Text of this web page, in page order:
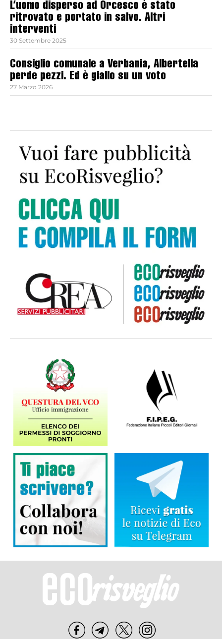
L’uomo disperso ad Orcesco è stato
ritrovato e portato in salvo. Altri
interventi
30 Settembre 2025
Consiglio comunale a Verbania, Albertella
perde pezzi. Ed è giallo su un voto
27 Marzo 2026